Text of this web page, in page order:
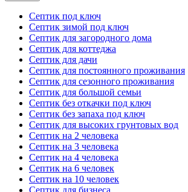
Септик под ключ
Септик зимой под ключ
Септик для загородного дома
Септик для коттеджа
Септик для дачи
Септик для постоянного проживания
Септик для сезонного проживания
Септик для большой семьи
Септик без откачки под ключ
Септик без запаха под ключ
Септик для высоких грунтовых вод
Септик на 2 человека
Септик на 3 человека
Септик на 4 человека
Септик на 6 человек
Септик на 10 человек
Септик для бизнеса